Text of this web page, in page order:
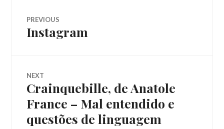
Navegação
de
Post
PREVIOUS
Previous
Instagram
NEXT
Next
post:
Crainquebille, de Anatole
France – Mal entendido e
questões de linguagem